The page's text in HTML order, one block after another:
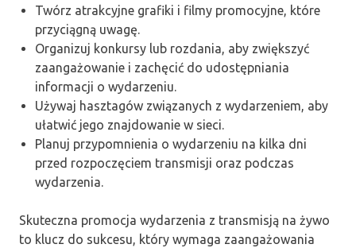
Twórz atrakcyjne grafiki i filmy promocyjne, które
przyciągną uwagę.
Organizuj konkursy lub rozdania, aby zwiększyć
zaangażowanie i zachęcić do udostępniania
informacji o wydarzeniu.
Używaj hasztagów związanych z wydarzeniem, aby
ułatwić jego znajdowanie w sieci.
Planuj przypomnienia o wydarzeniu na kilka dni
przed rozpoczęciem transmisji oraz podczas
wydarzenia.
Skuteczna promocja wydarzenia z transmisją na żywo
to klucz do sukcesu, który wymaga zaangażowania